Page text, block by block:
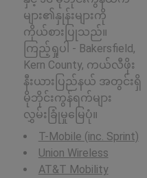
များ၏နှုန်းများကို
ကိုယ်စားပြုသည်။
ကြည့်ရှုပါ - Bakersfield,
Kern County, ကယ်လီဖိုး
နီးယားပြည်နယ် အတွင်းရှိ
မိုဘိုင်းကွန်ရက်များ
လွှမ်းခြုံမှုမြေပုံ။
T-Mobile (inc. Sprint)
Union Wireless
AT&T Mobility